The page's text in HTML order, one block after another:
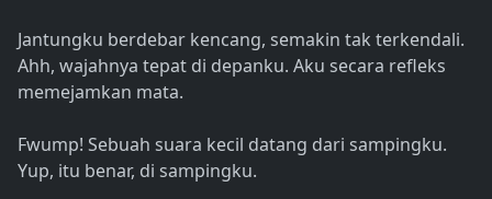
Jantungku berdebar kencang, semakin tak terkendali.
Ahh, wajahnya tepat di depanku. Aku secara refleks
memejamkan mata.
Fwump! Sebuah suara kecil datang dari sampingku.
Yup, itu benar, di sampingku.